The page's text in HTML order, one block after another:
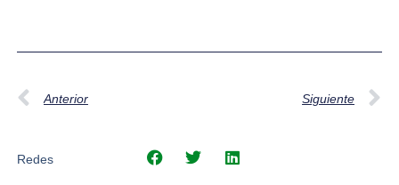
Anterior Siguiente
Redes